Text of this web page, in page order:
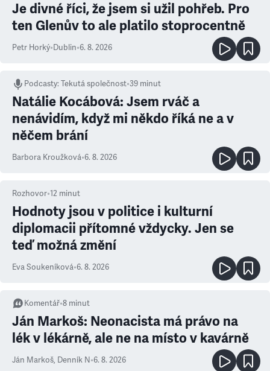
Je divné říci, že jsem si užil pohřeb. Pro
ten Glenův to ale platilo stoprocentně
Petr Horký•Dublin•6. 8. 2026
Podcasty:Tekutá společnost•39 minut
Natálie Kocábová: Jsem rváč a
nenávidím, když mi někdo říká ne a v
něčem brání
Barbora Kroužková•6. 8. 2026
Rozhovor•12 minut
Hodnoty jsou v politice i kulturní
diplomacii přítomné vždycky. Jen se
teď možná změní
Eva Soukeníková•6. 8. 2026
Komentář•8 minut
Ján Markoš: Neonacista má právo na
lék v lékárně, ale ne na místo v kavárně
Ján Markoš, Denník N•6. 8. 2026